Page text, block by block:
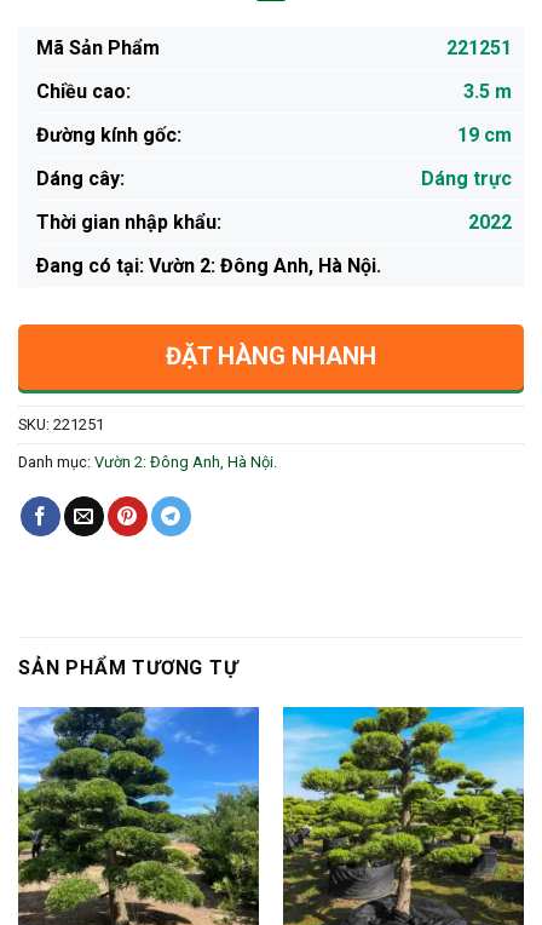
Mã Sản Phẩm
221251
Chiều cao:
3.5 m
Đường kính gốc:
19 cm
Dáng cây:
Dáng trực
Thời gian nhập khẩu:
2022
Ðang có tại: Vườn 2: Đông Anh, Hà Nội.
ĐẶT HÀNG NHANH
SKU: 221251
Danh mục: Vườn 2: Đông Anh, Hà Nội.
SẢN PHẨM TƯƠNG TỰ